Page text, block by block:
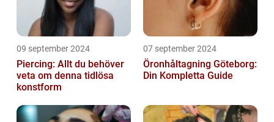
09 september 2024
Piercing: Allt du behöver
veta om denna tidlösa
konstform
07 september 2024
Öronhåltagning Göteborg:
Din Kompletta Guide